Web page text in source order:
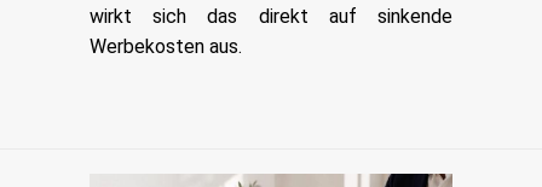
wirkt sich das direkt auf sinkende
Werbekosten aus.